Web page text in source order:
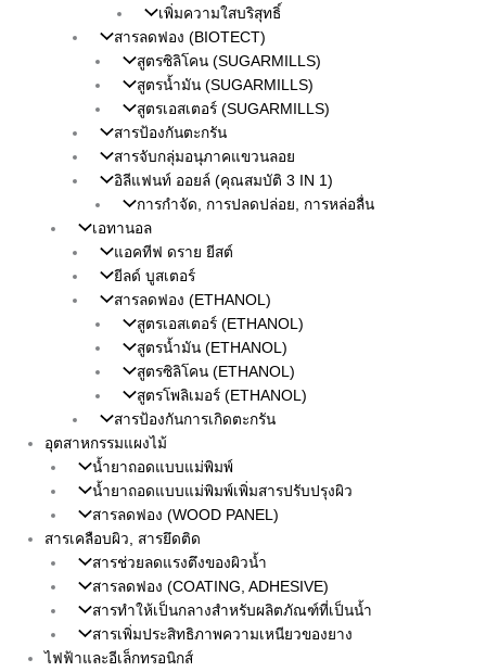
เพิ่มความใสบริสุทธิ์
สารลดฟอง (BIOTECT)
สูตรซิลิโคน (SUGARMILLS)
สูตรน้ำมัน (SUGARMILLS)
สูตรเอสเตอร์ (SUGARMILLS)
สารป้องกันตะกรัน
สารจับกลุ่มอนุภาคแขวนลอย
อิลีแฟนท์ ออยล์ (คุณสมบัติ 3 IN 1)
การกำจัด, การปลดปล่อย, การหล่อลื่น
เอทานอล
แอคทีฟ ดราย ยีสต์
ยีลด์ บูสเตอร์
สารลดฟอง (ETHANOL)
สูตรเอสเตอร์ (ETHANOL)
สูตรน้ำมัน (ETHANOL)
สูตรซิลิโคน (ETHANOL)
สูตรโพลิเมอร์ (ETHANOL)
สารป้องกันการเกิดตะกรัน
อุตสาหกรรมแผงไม้
น้ำยาถอดแบบแม่พิมพ์
น้ำยาถอดแบบแม่พิมพ์เพิ่มสารปรับปรุงผิว
สารลดฟอง (WOOD PANEL)
สารเคลือบผิว, สารยึดติด
สารช่วยลดแรงตึงของผิวน้ำ
สารลดฟอง (COATING, ADHESIVE)
สารทำให้เป็นกลางสำหรับผลิตภัณฑ์ที่เป็นน้ำ
สารเพิ่มประสิทธิภาพความเหนียวของยาง
ไฟฟ้าและอีเล็กทรอนิกส์